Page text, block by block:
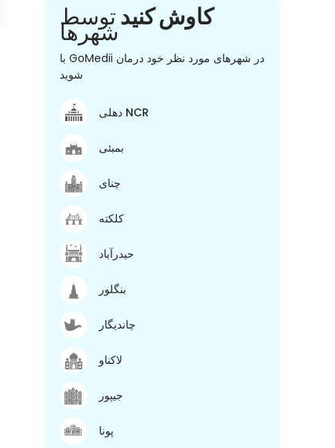
کاوش کنیدتوسط
شهرها
با GoMedii در شهرهای مورد نظر خود درمان
شوید
دهلی NCR
بمبئی
چنای
کلکته
حیدرآباد
بنگلور
چاندیگار
لاکناو
جیپور
پونا